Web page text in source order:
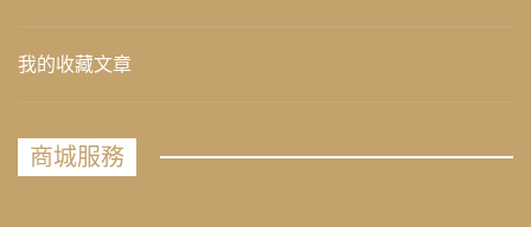
我的收藏文章
商城服務